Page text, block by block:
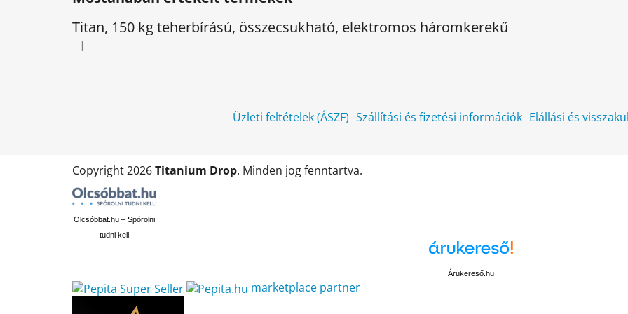
Titan, 150 kg teherbírású, összecsukható, elektromos háromkerekű
A termék értékelése 5-ből 5 csillag.
|
Üzleti feltételek (ÁSZF) Szállítási és fizetési információk Elállási és
Copyright 2026Titanium Drop. Minden jog fenntartva.
Olcsóbbat.hu – Spórolni
tudni kell
Árukereső.hu
marketplace partner